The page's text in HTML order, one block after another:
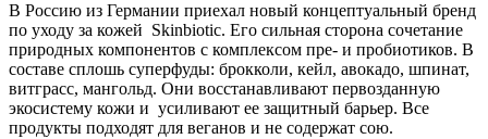
В Россию из Германии приехал новый концептуальный бренд
по уходу за кожей Skinbiotic. Его сильная сторона сочетание
природных компонентов с комплексом пре- и пробиотиков. В
составе сплошь суперфуды: брокколи, кейл, авокадо, шпинат,
витграсс, мангольд. Они восстанавливают первозданную
экосистему кожи и усиливают ее защитный барьер. Все
продукты подходят для веганов и не содержат сою.